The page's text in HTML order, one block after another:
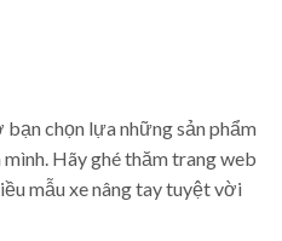
chọn lựa những sản phẩm
Hãy ghé thăm trang web
mẫu xe nâng tay tuyệt vời